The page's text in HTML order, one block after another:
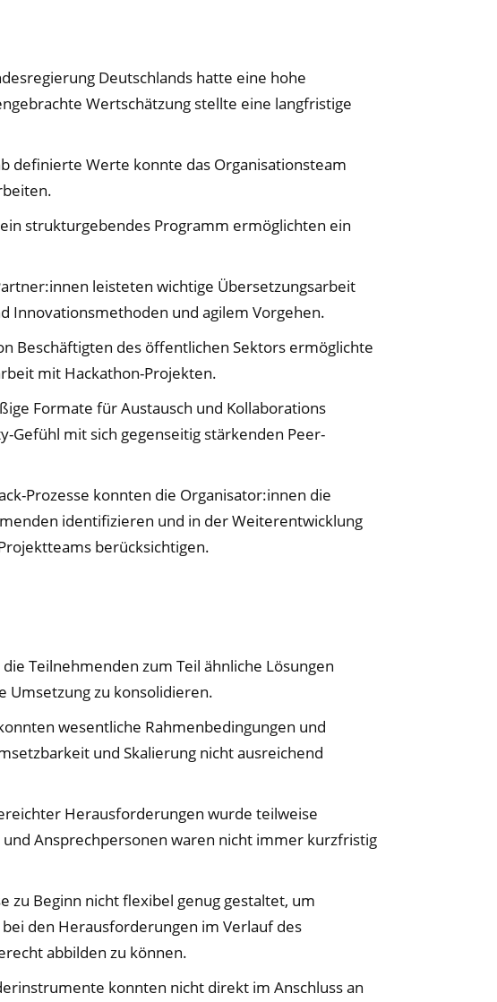
Deutschlands hatte eine hohe
Wertschätzung stellte eine langfristige
definierte Werte konnte das Organisationsteam
strukturgebendes Programm ermöglichten ein
leisteten wichtige Übersetzungsarbeit
Innovationsmethoden und agilem Vorgehen.
Beschäftigten des öffentlichen Sektors ermöglichte
mit Hackathon-Projekten.
Formate für Austausch und Kollaborations
Gefühl mit sich gegenseitig stärkenden Peer-
Prozesse konnten die Organisator:innen die
identifizieren und in der Weiterentwicklung
berücksichtigen.
Teilnehmenden zum Teil ähnliche Lösungen
Umsetzung zu konsolidieren.
wesentliche Rahmenbedingungen und
und Skalierung nicht ausreichend
Herausforderungen wurde teilweise
Ansprechpersonen waren nicht immer kurzfristig
zu Beginn nicht flexibel genug gestaltet, um
den Herausforderungen im Verlauf des
abbilden zu können.
konnten nicht direkt im Anschluss an